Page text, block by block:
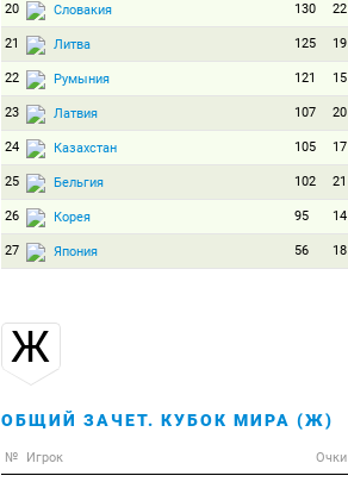
20 Словакия 130 22
21 Литва 125 19
22 Румыния 121 15
23 Латвия 107 20
24 Казахстан 105 17
25 Бельгия 102 21
26 Корея 95 14
27 Япония 56 18
Ж
ОБЩИЙ ЗАЧЕТ. КУБОК МИРА (Ж)
№ Игрок Очки